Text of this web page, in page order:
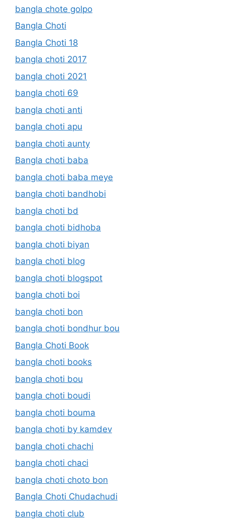
bangla chote golpo
Bangla Choti
Bangla Choti 18
bangla choti 2017
bangla choti 2021
bangla choti 69
bangla choti anti
bangla choti apu
bangla choti aunty
Bangla choti baba
bangla choti baba meye
bangla choti bandhobi
bangla choti bd
bangla choti bidhoba
bangla choti biyan
bangla choti blog
bangla choti blogspot
bangla choti boi
bangla choti bon
bangla choti bondhur bou
Bangla Choti Book
bangla choti books
bangla choti bou
bangla choti boudi
bangla choti bouma
bangla choti by kamdev
bangla choti chachi
bangla choti chaci
bangla choti choto bon
Bangla Choti Chudachudi
bangla choti club